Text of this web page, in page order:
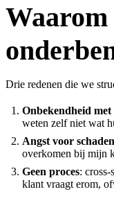
Drie redenen die we
Onbekendheid
weten zelf niet wat
Angst voor
overkomen bij mijn
Geen proces:
klant vraagt erom,